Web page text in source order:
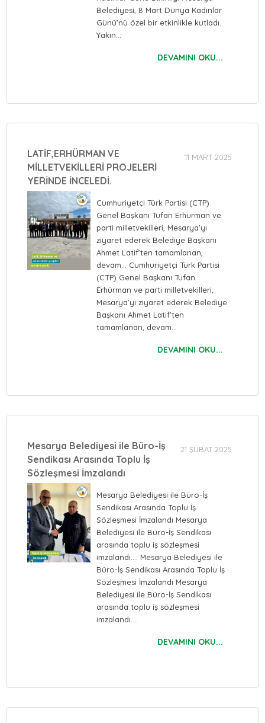
Belediyesi, 8 Mart Dünya Kadınlar
Günü’nü özel bir etkinlikle kutladı.
Yakın…
DEVAMINI OKU...
11 MART 2025
LATİF,ERHÜRMAN VE
MİLLETVEKİLLERİ PROJELERİ
YERİNDE İNCELEDİ.
Cumhuriyetçi Türk Partisi (CTP)
Genel Başkanı Tufan Erhürman ve
parti milletvekilleri, Mesarya’yı
ziyaret ederek Belediye Başkanı
Ahmet Latif’ten tamamlanan,
devam… Cumhuriyetçi Türk Partisi
(CTP) Genel Başkanı Tufan
Erhürman ve parti milletvekilleri,
Mesarya’yı ziyaret ederek Belediye
Başkanı Ahmet Latif’ten
tamamlanan, devam…
DEVAMINI OKU...
21 ŞUBAT 2025
Mesarya Belediyesi ile Büro-İş
Sendikası Arasında Toplu İş
Sözleşmesi İmzalandı
Mesarya Belediyesi ile Büro-İş
Sendikası Arasında Toplu İş
Sözleşmesi İmzalandı Mesarya
Belediyesi ile Büro-İş Sendikası
arasında toplu iş sözleşmesi
imzalandı.… Mesarya Belediyesi ile
Büro-İş Sendikası Arasında Toplu İş
Sözleşmesi İmzalandı Mesarya
Belediyesi ile Büro-İş Sendikası
arasında toplu iş sözleşmesi
imzalandı.…
DEVAMINI OKU...